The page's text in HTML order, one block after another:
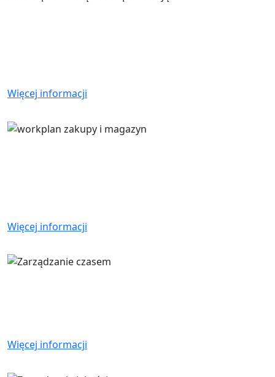
Więcej informacji
Więcej informacji
Więcej informacji